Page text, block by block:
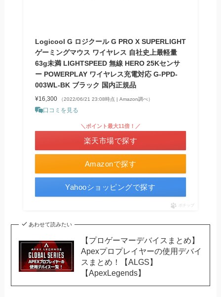
Logicool G ロジクール G PRO X SUPERLIGHT
ゲーミングマウス ワイヤレス 自社史上最軽量
63g未満 LIGHTSPEED 無線 HERO 25Kセンサ
ー POWERPLAY ワイヤレス充電対応 G-PPD-
003WL-BK ブラック 国内正規品
¥16,300 （2022/06/21 23:08時点 | Amazon調べ）
口コミを見る
Amazonで探す
＼ポイント最大11倍！／
楽天市場で探す
Yahooショッピングで探す
ポチップ
あわせて読みたい
【プロゲーマーデバイスまとめ】
Apexプロプレイヤーの使用デバイ
スまとめ！【ALGS】
【ApexLegends】